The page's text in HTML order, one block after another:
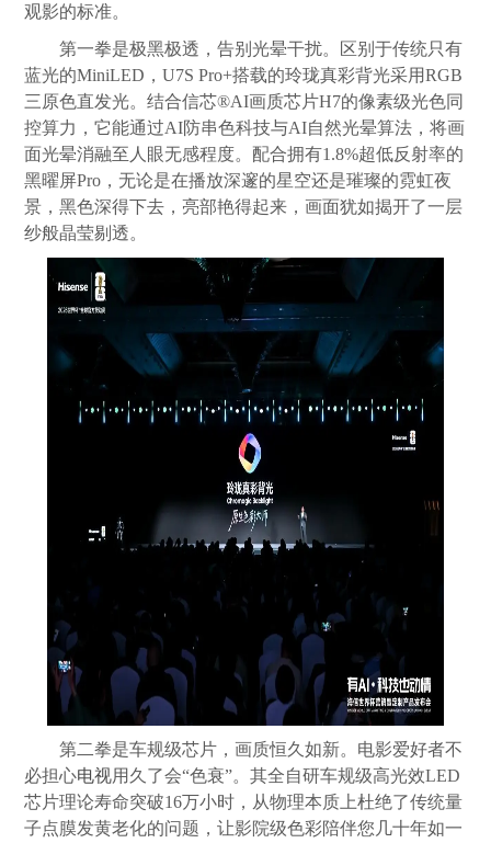
观影的标准。
第一拳是极黑极透，告别光晕干扰。区别于传统只有
蓝光的MiniLED，U7S Pro+搭载的玲珑真彩背光采用RGB
三原色直发光。结合信芯®AI画质芯片H7的像素级光色同
控算力，它能通过AI防串色科技与AI自然光晕算法，将画
面光晕消融至人眼无感程度。配合拥有1.8%超低反射率的
黑曜屏Pro，无论是在播放深邃的星空还是璀璨的霓虹夜
景，黑色深得下去，亮部艳得起来，画面犹如揭开了一层
纱般晶莹剔透。
第二拳是车规级芯片，画质恒久如新。电影爱好者不
必担心电视用久了会“色衰”。其全自研车规级高光效LED
芯片理论寿命突破16万小时，从物理本质上杜绝了传统量
子点膜发黄老化的问题，让影院级色彩陪伴您几十年如一